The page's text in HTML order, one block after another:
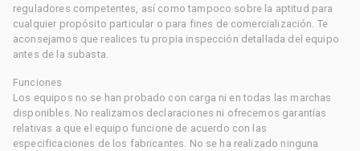
reguladores competentes, así como tampoco sobre la aptitud para
cualquier propósito particular o para fines de comercialización. Te
aconsejamos que realices tu propia inspección detallada del equipo
antes de la subasta.
Funciones
Los equipos no se han probado con carga ni en todas las marchas
disponibles. No realizamos declaraciones ni ofrecemos garantías
relativas a que el equipo funcione de acuerdo con las
especificaciones de los fabricantes. No se ha realizado ninguna